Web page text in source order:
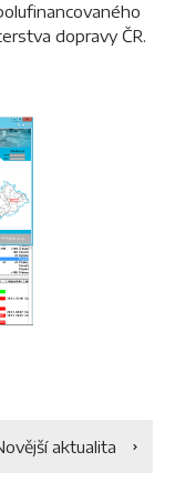
dopravy ČR.
aktualita